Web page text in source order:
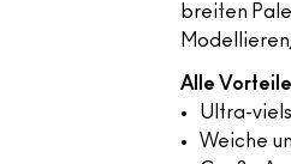
breiten
Alle Vorteile
Ultra-
Weiche